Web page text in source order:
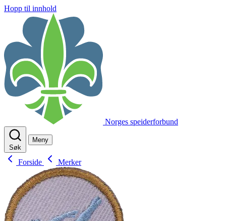
Hopp til innhold
Norges speiderforbund
Søk
Meny
Forside Merker